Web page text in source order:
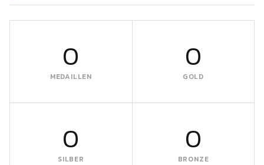
0
MEDAILLEN
0
GOLD
0
SILBER
0
BRONZE